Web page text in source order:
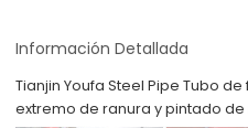
Información Detallada
Tianjin Youfa Steel Pipe Tubo
extremo de ranura y pintado de